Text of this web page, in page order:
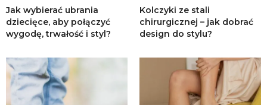
Jak wybierać ubrania
dziecięce, aby połączyć
wygodę, trwałość i styl?
Kolczyki ze stali
chirurgicznej – jak dobrać
design do stylu?